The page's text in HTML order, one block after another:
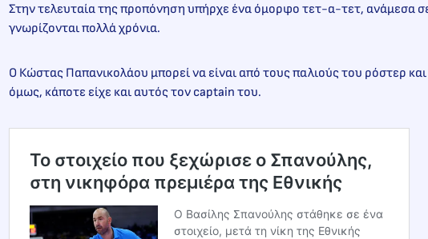
Στην τελευταία της προπόνηση υπήρχε ένα όμορφο τετ-α-τετ, ανάμεσα
γνωρίζονται πολλά χρόνια.
Ο Κώστας Παπανικολάου μπορεί να είναι από τους παλιούς του ρόστερ
όμως, κάποτε είχε και αυτός τον captain του.
Το στοιχείο που ξεχώρισε ο Σπανούλης,
στη νικηφόρα πρεμιέρα της Εθνικής
Ο Βασίλης Σπανούλης στάθηκε σε ένα
στοιχείο, μετά τη νίκη της Εθνικής